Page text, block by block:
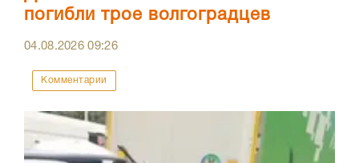
погибли трое волгоградцев
04.08.202609:26
Комментарии